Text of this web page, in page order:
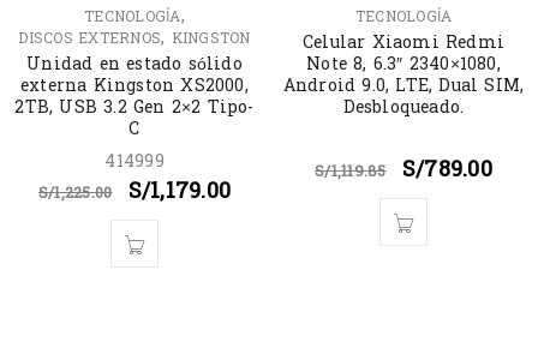
TECNOLOGÍA,
DISCOS EXTERNOS, KINGSTON
Unidad en estado sólido
externa Kingston XS2000,
2TB, USB 3.2 Gen 2×2 Tipo-
C
414999
S/1,225.00 S/1,179.00
TECNOLOGÍA
Celular Xiaomi Redmi
Note 8, 6.3″ 2340×1080,
Android 9.0, LTE, Dual SIM,
Desbloqueado.
S/1,119.85 S/789.00